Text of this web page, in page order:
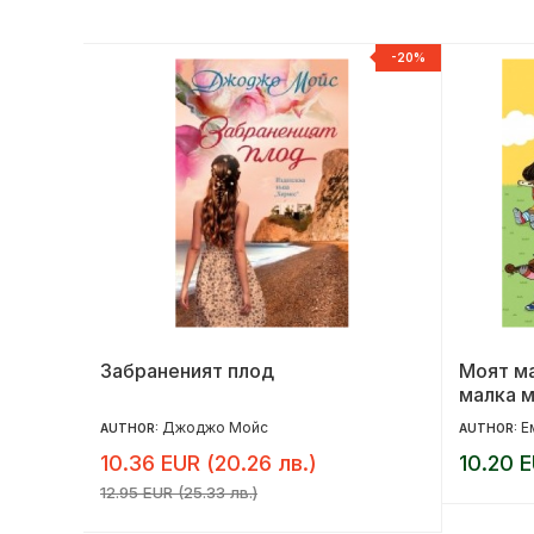
-20%
Забраненият плод
AUTHOR: Джоджо Мойс
10.36 EUR (20.26 лв.)
12.95 EUR (25.33 лв.)
Моят
малка
AUTHOR:
10.20